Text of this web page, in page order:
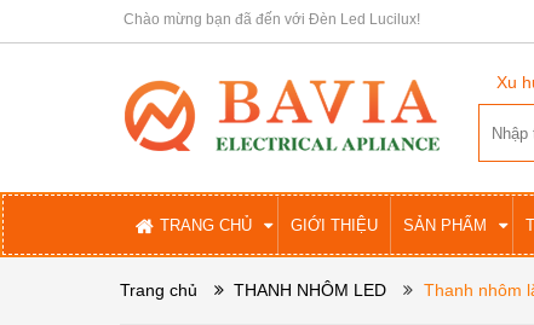
Chào mừng bạn đã đến với Đèn Led Lucilux!
Xu
TRANG CHỦ GIỚI THIỆU SẢN PHẨM
Trang chủ THANH NHÔM LED Thanh nhôm